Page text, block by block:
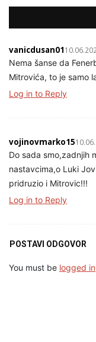
vanicdusan01
Nema šanse da
Mitrovića, to je samo
Log in to Reply
vojinovmarko15
Do sada smo,zadnjih
nastavcima,o Luki
pridruzio i Mitrovic!!!
Log in to Reply
POSTAVI ODGOVOR
You must be logged in